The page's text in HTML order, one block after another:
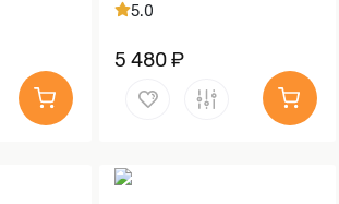
5.0
5 480 ₽